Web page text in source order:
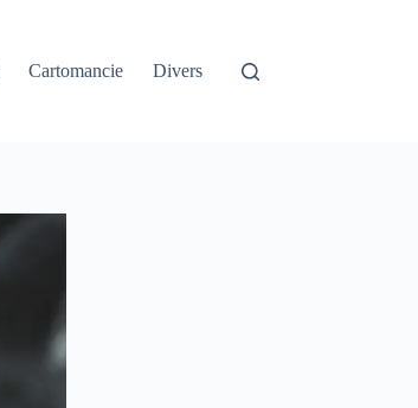
Cartomancie Divers